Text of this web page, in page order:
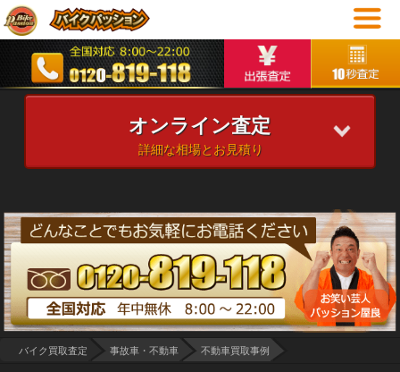
オンライン査定
詳細な相場とお見積り
バイク買取査定 事故車・不動車 不動車買取事例